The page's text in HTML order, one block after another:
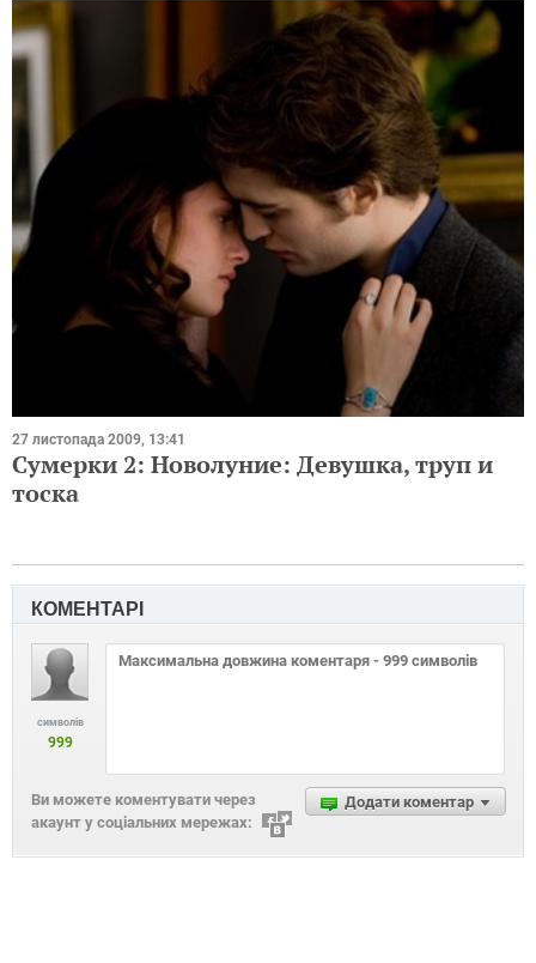
27 листопада 2009, 13:41
Сумерки 2: Новолуние: Девушка, труп и
тоска
КОМЕНТАРІ
символів
999
Додати коментар
Ви можете коментувати через
акаунт у соціальних мережах: